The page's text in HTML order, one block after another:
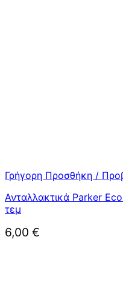
Γρήγορη Προσθήκη /
Ανταλλακτικά Parker
τεμ
6,00 €